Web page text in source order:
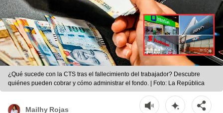
¿Qué sucede con la CTS tras el fallecimiento del trabajador? Descubre
quiénes pueden cobrar y cómo administrar el fondo. | Foto: La República
Mailhy Rojas